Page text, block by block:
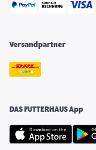
Versandpartner
DAS FUTTERHAUS App